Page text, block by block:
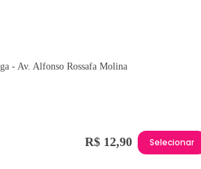
- Av. Alfonso Rossafa Molina
R$ 12,90 Selecionar